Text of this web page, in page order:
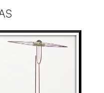
dibujo,
ésta también con
como el hierro
un círculo
escultórica.
hierro, tela,
cuerdas, vidrio,